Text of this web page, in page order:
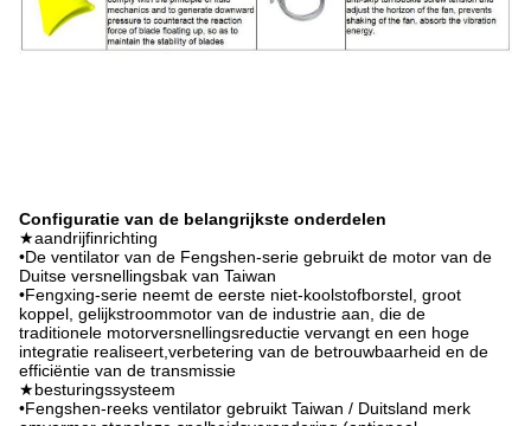
Configuratie van de belangrijkste onderdelen
★aandrijfinrichting
•De ventilator van de Fengshen-serie gebruikt de motor van de
Duitse versnellingsbak van Taiwan
•Fengxing-serie neemt de eerste niet-koolstofborstel, groot
koppel, gelijkstroommotor van de industrie aan, die de
traditionele motorversnellingsreductie vervangt en een hoge
integratie realiseert,verbetering van de betrouwbaarheid en de
efficiëntie van de transmissie
★besturingssysteem
•Fengshen-reeks ventilator gebruikt Taiwan / Duitsland merk